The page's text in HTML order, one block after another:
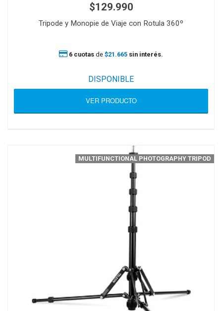
$129.990
Tripode y Monopie de Viaje con Rotula 360º
6 cuotas de $21.665 sin interés.
DISPONIBLE
VER PRODUCTO
MULTIFUNCTIONAL PHOTOGRAPHY TRIPOD